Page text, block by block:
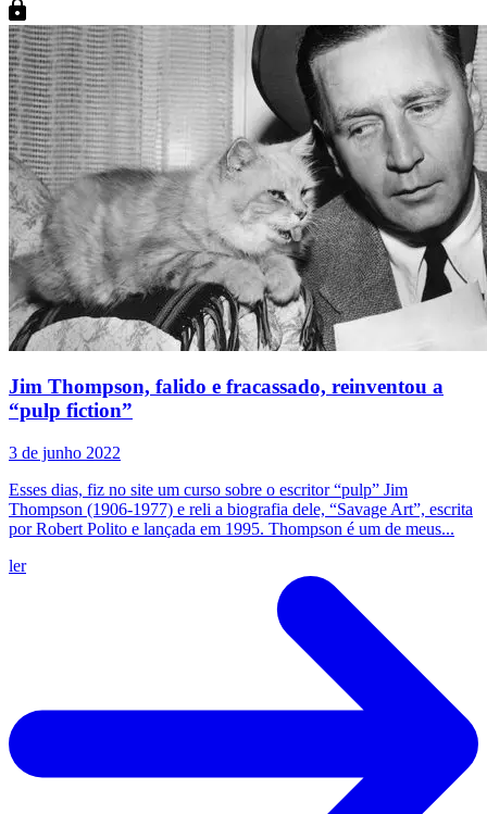
Jim Thompson, falido e fracassado, reinventou a
“pulp fiction”
3 de junho 2022
Esses dias, fiz no site um curso sobre o escritor “pulp” Jim
Thompson (1906-1977) e reli a biografia dele, “Savage Art”, escrita
por Robert Polito e lançada em 1995. Thompson é um de meus...
ler